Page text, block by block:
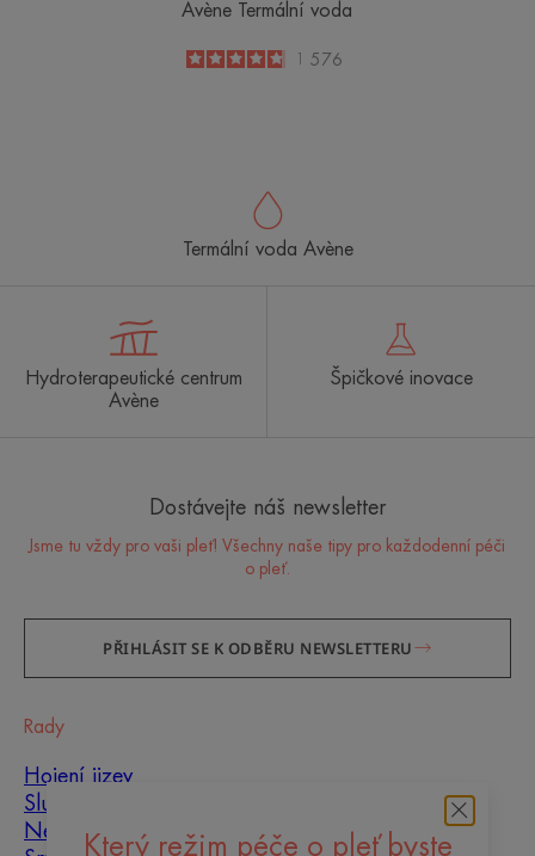
Avène Termální voda
4.8
/51 576
Který režim péče o pleť byste
Termální voda Avène
Hydroterapeutické centrum
Avène
Špičkové inovace
Dostávejte náš newsletter
Jsme tu vždy pro vaši pleť! Všechny naše tipy pro každodenní péči
o pleť.
PŘIHLÁSIT SE K ODBĚRU NEWSLETTERU
Rady
Hojení jizev
Slunce
Nedokonalosti pleti